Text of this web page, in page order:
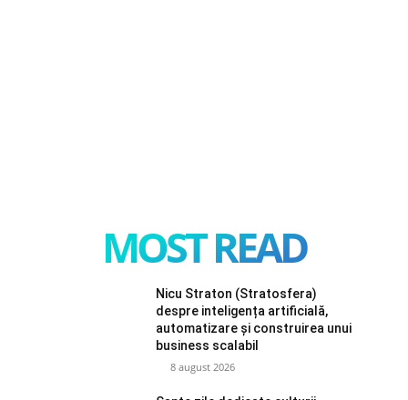
MOST READ
Nicu Straton (Stratosfera)
despre inteligența artificială,
automatizare și construirea unui
business scalabil
8 august 2026